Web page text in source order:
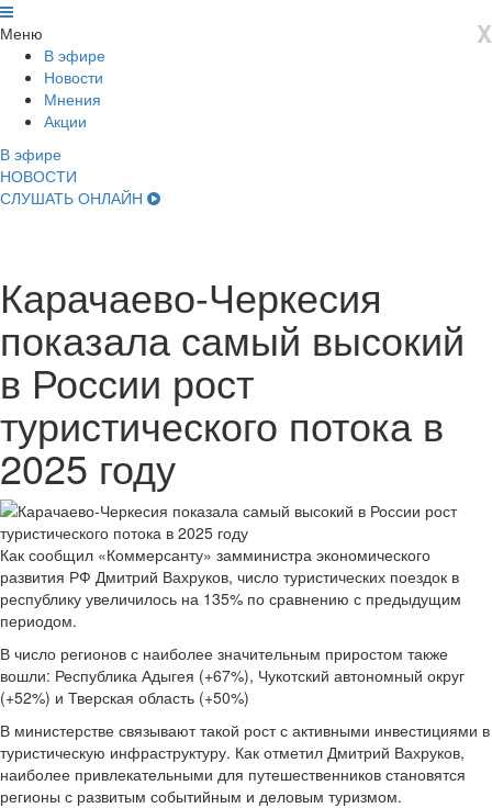
X
Меню
В эфире
Новости
Мнения
Акции
В эфире
НОВОСТИ
СЛУШАТЬ ОНЛАЙН
Карачаево-Черкесия
показала самый высокий
в России рост
туристического потока в
2025 году
Как сообщил «Коммерсанту» замминистра экономического
развития РФ Дмитрий Вахруков, число туристических поездок в
республику увеличилось на 135% по сравнению с предыдущим
периодом.
В число регионов с наиболее значительным приростом также
вошли: Республика Адыгея (+67%), Чукотский автономный округ
(+52%) и Тверская область (+50%)
В министерстве связывают такой рост с активными инвестициями в
туристическую инфраструктуру. Как отметил Дмитрий Вахруков,
наиболее привлекательными для путешественников становятся
регионы с развитым событийным и деловым туризмом.